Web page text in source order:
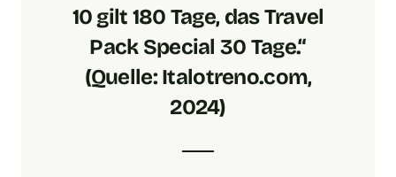
10 gilt 180 Tage, das Travel
Pack Special 30 Tage.“
(Quelle: Italotreno.com,
2024)